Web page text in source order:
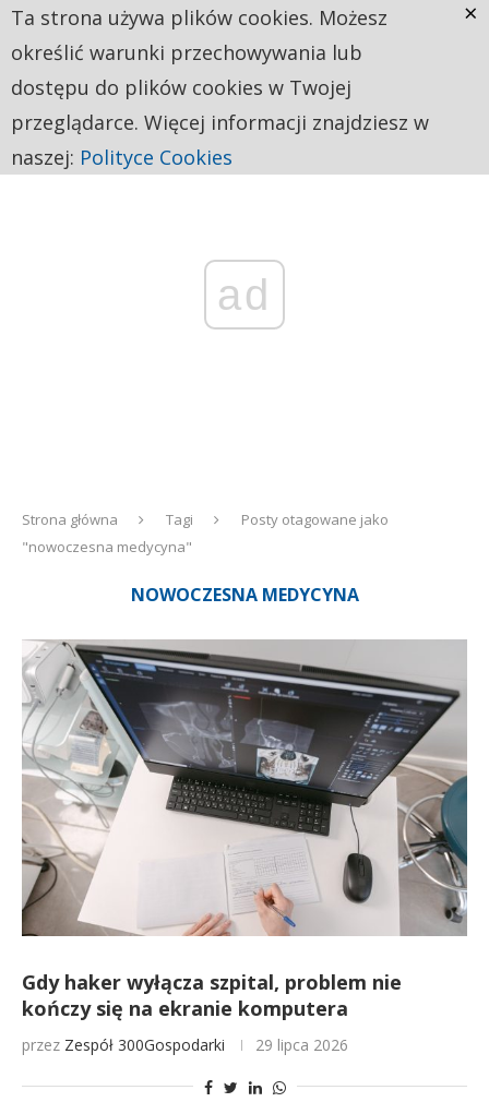
ad
Strona główna Tagi
Posty otagowane jako
"nowoczesna medycyna"
NOWOCZESNA MEDYCYNA
Gdy haker wyłącza szpital, problem nie
kończy się na ekranie komputera
przez Zespół 300Gospodarki 29 lipca 2026
Ta strona używa plików cookies. Możesz
określić warunki przechowywania lub
dostępu do plików cookies w Twojej
przeglądarce. Więcej informacji znajdziesz w
naszej: Polityce Cookies
×